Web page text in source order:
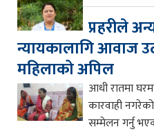
प्रहरीले
न्यायकालागि आवाज
महिलाको अपिल
आधी रातमा
कारवाही
सम्मेलन गर्नु